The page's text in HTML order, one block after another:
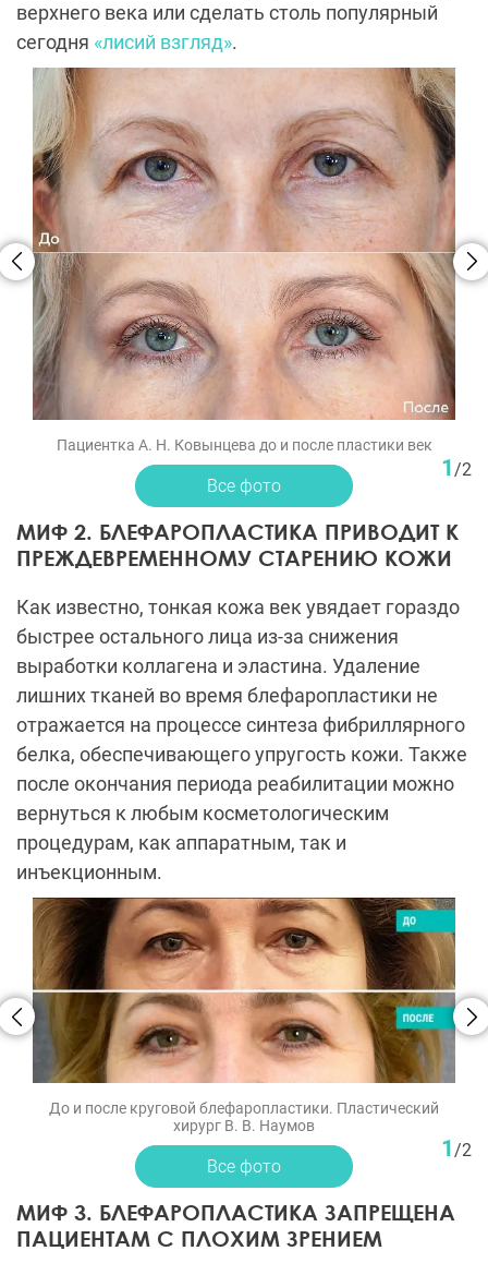
верхнего века или сделать столь популярный
сегодня «лисий взгляд».
Пациентка А. Н. Ковынцева до и после пластики век
1/2
Все фото
МИФ 2. БЛЕФАРОПЛАСТИКА ПРИВОДИТ К
ПРЕЖДЕВРЕМЕННОМУ СТАРЕНИЮ КОЖИ
Как известно, тонкая кожа век увядает гораздо
быстрее остального лица из-за снижения
выработки коллагена и эластина. Удаление
лишних тканей во время блефаропластики не
отражается на процессе синтеза фибриллярного
белка, обеспечивающего упругость кожи. Также
после окончания периода реабилитации можно
вернуться к любым косметологическим
процедурам, как аппаратным, так и
инъекционным.
До и после круговой блефаропластики. Пластический
хирург В. В. Наумов
1/2
Все фото
МИФ 3. БЛЕФАРОПЛАСТИКА ЗАПРЕЩЕНА
ПАЦИЕНТАМ С ПЛОХИМ ЗРЕНИЕМ